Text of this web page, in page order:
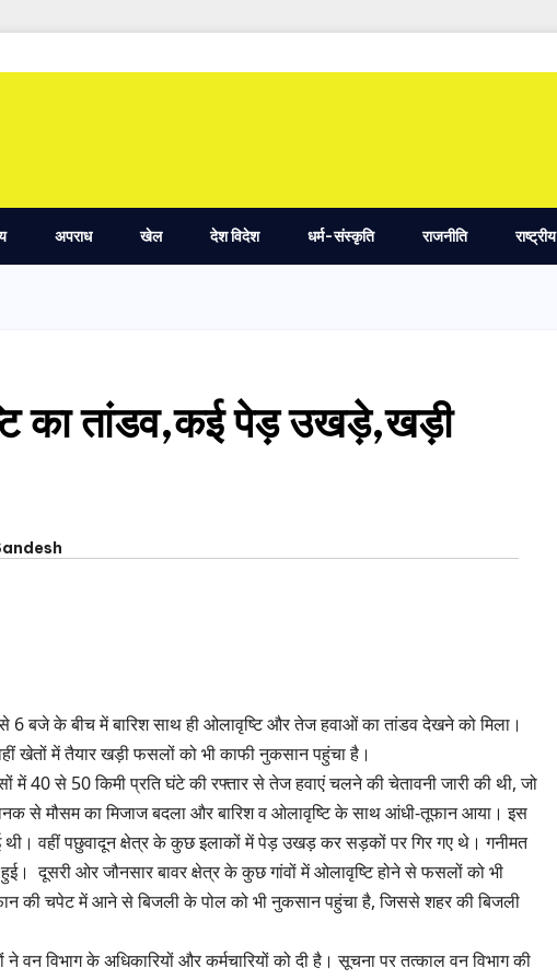
अपराध खेल देश विदेश धर्म-संस्कृति राजनीति राष्ट्रीय
का तांडव,कई पेड़ उखड़े,खड़ी
6 बजे के बीच में बारिश साथ ही ओलावृष्टि और तेज हवाओं का तांडव देखने को मिला।
खेतों में तैयार खड़ी फसलों को भी काफी नुकसान पहुंचा है।
में 40 से 50 किमी प्रति घंटे की रफ्तार से तेज हवाएं चलने की चेतावनी जारी की थी, जो
से मौसम का मिजाज बदला और बारिश व ओलावृष्टि के साथ आंधी-तूफान आया। इस
वहीं पछुवादून क्षेत्र के कुछ इलाकों में पेड़ उखड़ कर सड़कों पर गिर गए थे। गनीमत
हुई। दूसरी ओर जौनसार बावर क्षेत्र के कुछ गांवों में ओलावृष्टि होने से फसलों को भी
की चपेट में आने से बिजली के पोल को भी नुकसान पहुंचा है, जिससे शहर की बिजली
वन विभाग के अधिकारियों और कर्मचारियों को दी है। सूचना पर तत्काल वन विभाग की